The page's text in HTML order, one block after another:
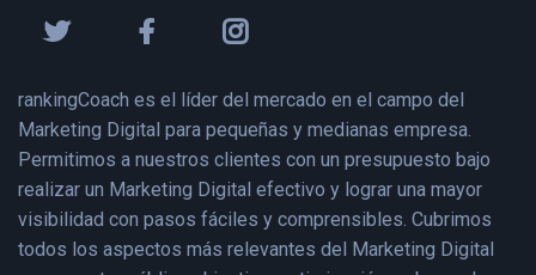
rankingCoach es el líder del mercado en el campo del
Marketing Digital para pequeñas y medianas empresa.
Permitimos a nuestros clientes con un presupuesto bajo
realizar un Marketing Digital efectivo y lograr una mayor
visibilidad con pasos fáciles y comprensibles. Cubrimos
todos los aspectos más relevantes del Marketing Digital